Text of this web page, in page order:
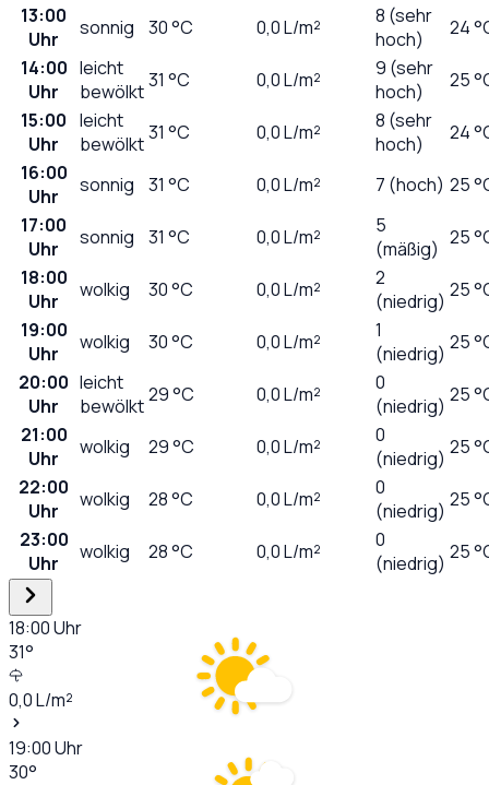
13:00
Uhr
sonnig 30°C 0,0L/m²
8 (sehr
hoch)
24
14:00
Uhr
leicht
bewölkt31 °C 0,0L/m²
9 (sehr
hoch)
25
15:00
Uhr
leicht
bewölkt31 °C 0,0L/m²
8 (sehr
hoch)
24
16:00
Uhr
sonnig 31 °C 0,0L/m² 7 (hoch) 25
17:00
Uhr
sonnig 31 °C 0,0L/m²
5
(mäßig) 25
18:00
Uhr
wolkig 30°C 0,0L/m²
2
(niedrig) 25
19:00
Uhr
wolkig 30°C 0,0L/m²
1
(niedrig) 25
20:00
Uhr
leicht
bewölkt29°C 0,0L/m²
0
(niedrig) 25
21:00
Uhr
wolkig 29°C 0,0L/m²
0
(niedrig) 25
22:00
Uhr
wolkig 28°C 0,0L/m²
0
(niedrig) 25
23:00
Uhr
wolkig 28°C 0,0L/m²
0
(niedrig) 25
18:00Uhr
31°
0,0L/m²
19:00Uhr
30°